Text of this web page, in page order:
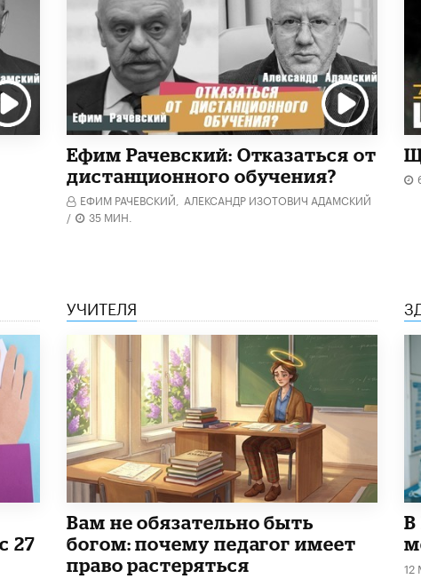
Ефим Рачевский: Отказаться от
дистанционного обучения?
ЕФИМ РАЧЕВСКИЙ, АЛЕКСАНДР ИЗОТОВИЧ АДАМСКИЙ
/
35 МИН.
27
УЧИТЕЛЯ
​Вам не обязательно быть
богом: почему педагог имеет
право растеряться
В
12